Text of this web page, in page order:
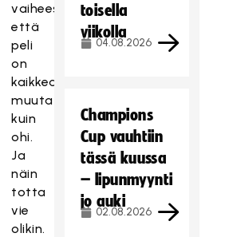
vaiheessa,
että
peli
on
kaikkea
muuta
kuin
ohi.
Ja
näin
totta
vie
olikin.
toisella
viikolla
04.08.2026
Champions
Cup vauhtiin
tässä kuussa
– lipunmyynti
jo auki
02.08.2026